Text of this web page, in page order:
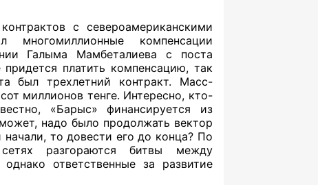
с североамериканскими
многомиллионные компенсации
Галыма Мамбеталиева с поста
платить компенсацию, так
был трехлетний контракт. Масс-
миллионов тенге. Интересно, кто-
«Барыс» финансируется из
надо было продолжать вектор
начали, то довести его до конца? По
разгораются битвы между
ответственные за развитие